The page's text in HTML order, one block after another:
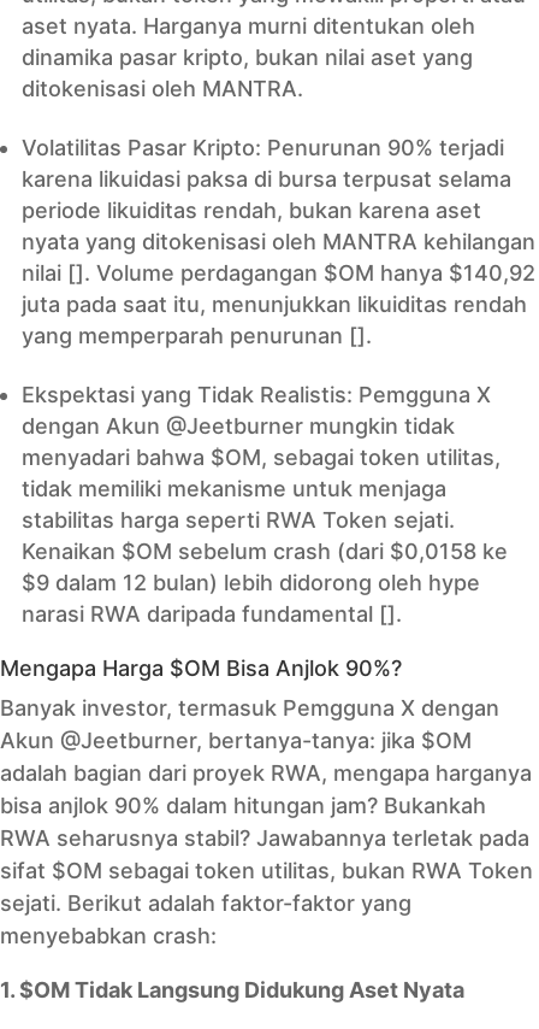
aset nyata. Harganya murni ditentukan oleh
dinamika pasar kripto, bukan nilai aset yang
ditokenisasi oleh MANTRA.
Volatilitas Pasar Kripto: Penurunan 90% terjadi
karena likuidasi paksa di bursa terpusat selama
periode likuiditas rendah, bukan karena aset
nyata yang ditokenisasi oleh MANTRA kehilangan
nilai []. Volume perdagangan $OM hanya $140,92
juta pada saat itu, menunjukkan likuiditas rendah
yang memperparah penurunan [].
Ekspektasi yang Tidak Realistis: Pemgguna X
dengan Akun @Jeetburner mungkin tidak
menyadari bahwa $OM, sebagai token utilitas,
tidak memiliki mekanisme untuk menjaga
stabilitas harga seperti RWA Token sejati.
Kenaikan $OM sebelum crash (dari $0,0158 ke
$9 dalam 12 bulan) lebih didorong oleh hype
narasi RWA daripada fundamental [].
Mengapa Harga $OM Bisa Anjlok 90%?
Banyak investor, termasuk Pemgguna X dengan
Akun @Jeetburner, bertanya-tanya: jika $OM
adalah bagian dari proyek RWA, mengapa harganya
bisa anjlok 90% dalam hitungan jam? Bukankah
RWA seharusnya stabil? Jawabannya terletak pada
sifat $OM sebagai token utilitas, bukan RWA Token
sejati. Berikut adalah faktor-faktor yang
menyebabkan crash:
1. $OM Tidak Langsung Didukung Aset Nyata